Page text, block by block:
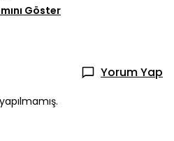
Göster
Yorum Yap